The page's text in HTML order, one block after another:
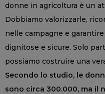
donne in agricoltura è un
Dobbiamo valorizzarle,
nelle campagne e
dignitose e sicure. Solo
possiamo costruire una
Secondo lo studio, le
sono circa 300.000, ma il